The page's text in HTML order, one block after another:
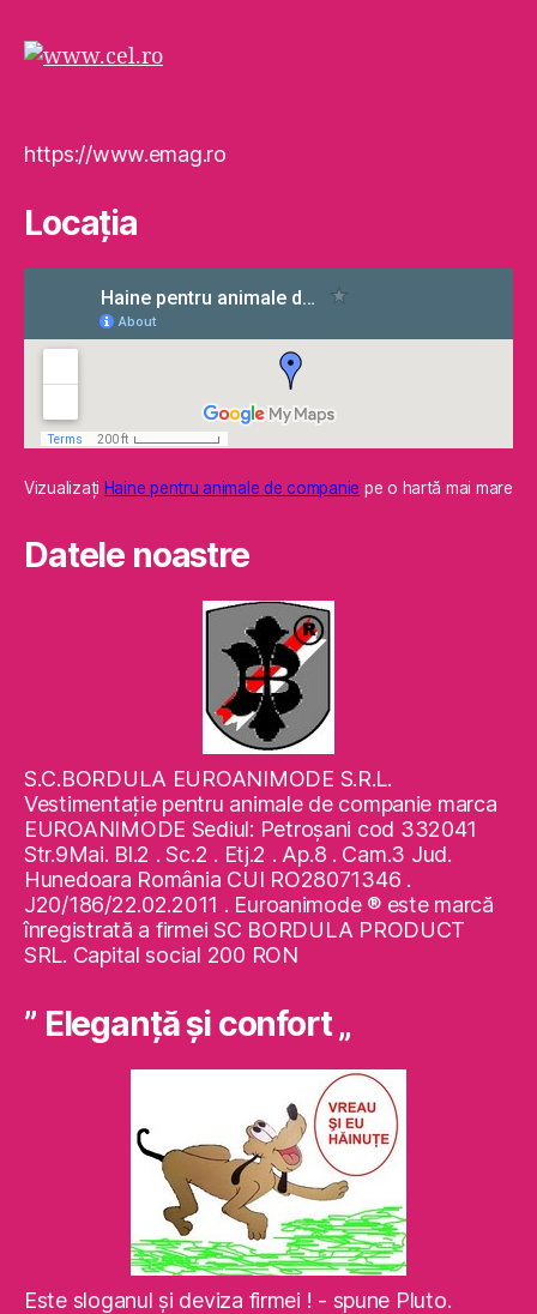
https://www.emag.ro
Locaţia
Vizualizaţi Haine pentru animale de companie pe o hartă mai mare
Datele noastre
S.C.BORDULA EUROANIMODE S.R.L.
Vestimentaţie pentru animale de companie marca
EUROANIMODE Sediul: Petroşani cod 332041
Str.9Mai. Bl.2 . Sc.2 . Etj.2 . Ap.8 . Cam.3 Jud.
Hunedoara România CUI RO28071346 .
J20/186/22.02.2011 . Euroanimode ® este marcă
înregistrată a firmei SC BORDULA PRODUCT
SRL. Capital social 200 RON
” Eleganţă şi confort „
Este sloganul şi deviza firmei ! - spune Pluto.